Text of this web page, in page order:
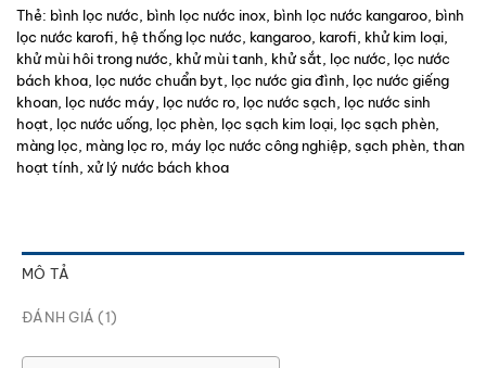
Thẻ: bình lọc nước, bình lọc nước inox, bình lọc nước kangaroo, bình
lọc nước karofi, hệ thống lọc nước, kangaroo, karofi, khử kim loại,
khử mùi hôi trong nước, khử mùi tanh, khử sắt, lọc nước, lọc nước
bách khoa, lọc nước chuẩn byt, lọc nước gia đình, lọc nước giếng
khoan, lọc nước máy, lọc nước ro, lọc nước sạch, lọc nước sinh
hoạt, lọc nước uống, lọc phèn, lọc sạch kim loại, lọc sạch phèn,
màng lọc, màng lọc ro, máy lọc nước công nghiệp, sạch phèn, than
hoạt tính, xử lý nước bách khoa
MÔ TẢ
ĐÁNH GIÁ (1)